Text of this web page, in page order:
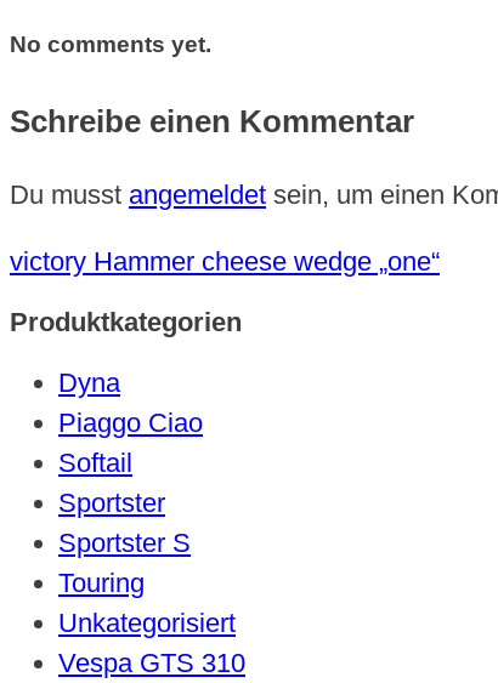
No comments yet.
Schreibe einen Kommentar
Du musst angemeldet sein, um einen
victory Hammer cheese wedge „one“
Produktkategorien
Dyna
Piaggo Ciao
Softail
Sportster
Sportster S
Touring
Unkategorisiert
Vespa GTS 310